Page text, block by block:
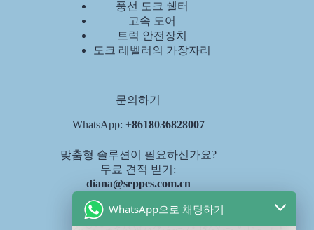
풍선 도크 쉘터
고속 도어
트럭 안전장치
도크 레벨러의 가장자리
문의하기
WhatsApp: +8618036828007
맞춤형 솔루션이 필요하신가요?
무료 견적 받기:
diana@seppes.com.cn
WhatsApp으로 채팅하기